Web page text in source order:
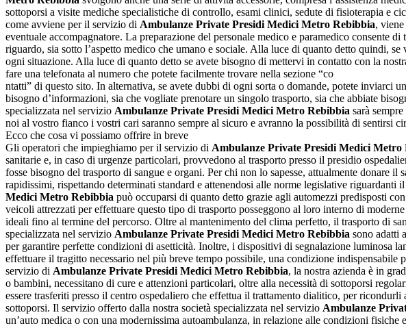
sottoporsi a visite mediche specialistiche di controllo, esami clinici, sedute di fisioterapia e
come avviene per il servizio di Ambulanze Private Presidi Medici Metro Rebibbia,
eventuale accompagnatore. La preparazione del personale medico e paramedico consente
riguardo, sia sotto l’aspetto medico che umano e sociale. Alla luce di quanto detto quindi,
ogni situazione. Alla luce di quanto detto se avete bisogno di mettervi in contatto con la
fare una telefonata al numero che potete facilmente trovare nella sezione “co
ntatti” di questo sito. In alternativa, se avete dubbi di ogni sorta o domande, potete inviarci
bisogno d’informazioni, sia che vogliate prenotare un singolo trasporto, sia che abbiate
specializzata nel servizio Ambulanze Private Presidi Medici Metro Rebibbia sarà
noi al vostro fianco i vostri cari saranno sempre al sicuro e avranno la possibilità di sentirsi
Ecco che cosa vi possiamo offrire in breve
Gli operatori che impieghiamo per il servizio di Ambulanze Private Presidi Medici Metro
sanitarie e, in caso di urgenze particolari, provvedono al trasporto presso il presidio
fosse bisogno del trasporto di sangue e organi. Per chi non lo sapesse, attualmente donare
rapidissimi, rispettando determinati standard e attenendosi alle norme legislative
Medici Metro Rebibbia può occuparsi di quanto detto grazie agli automezzi predisposti
veicoli attrezzati per effettuare questo tipo di trasporto posseggono al loro interno di
ideali fino al termine del percorso. Oltre al mantenimento del clima perfetto, il trasporto di
specializzata nel servizio Ambulanze Private Presidi Medici Metro Rebibbia sono adatti
per garantire perfette condizioni di asetticità. Inoltre, i dispositivi di segnalazione luminosa
effettuare il tragitto necessario nel più breve tempo possibile, una condizione
servizio di Ambulanze Private Presidi Medici Metro Rebibbia, la nostra azienda è in
o bambini, necessitano di cure e attenzioni particolari, oltre alla necessità di sottoporsi
essere trasferiti presso il centro ospedaliero che effettua il trattamento dialitico, per
sottoporsi. Il servizio offerto dalla nostra società specializzata nel servizio Ambulanze
un’auto medica o con una modernissima autoambulanza, in relazione alle condizioni